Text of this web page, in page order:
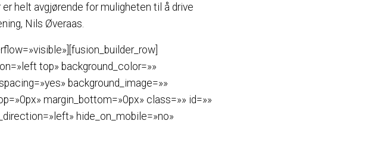
helt avgjørende for muligheten til å drive
Nils Øveraas.
top» background_color=»»
background_image=»»
margin_bottom=»0px» class=»» id=»»
hide_on_mobile=»no»